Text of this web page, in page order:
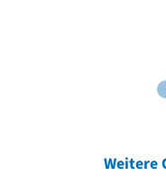
Weitere